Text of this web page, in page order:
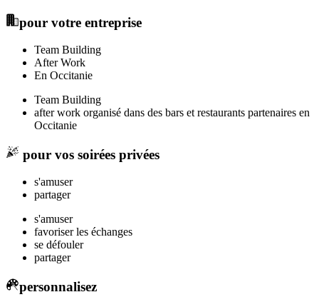
pour votre entreprise
Team Building
After Work
En Occitanie
Team Building
after work organisé dans des bars et restaurants partenaires en
Occitanie
pour vos soirées privées
s'amuser
partager
s'amuser
favoriser les échanges
se défouler
partager
personnalisez